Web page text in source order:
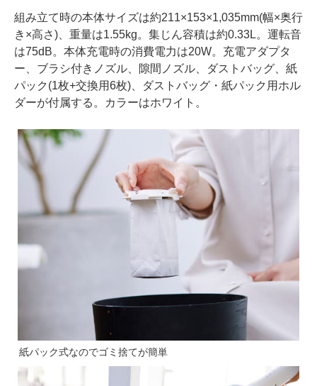
組み立て時の本体サイズは約211×153×1,035mm(幅×奥行
き×高さ)、重量は1.55kg。集じん容積は約0.33L。運転音
は75dB。本体充電時の消費電力は20W。充電アダプタ
ー、ブラシ付きノズル、隙間ノズル、ダストバッグ、紙
パック(1枚+交換用6枚)、ダストバッグ・紙パック用ホル
ダーが付属する。カラーはホワイト。
紙パック式なのでゴミ捨てが簡単